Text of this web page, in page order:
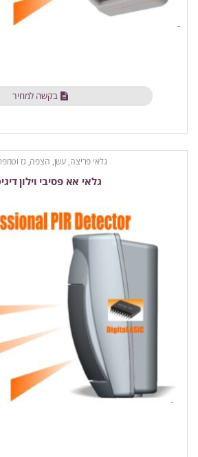
בקשה למחיר
גלאי פריצה, עשן, הצפה, גז
גלאי אא פסיבי וילון